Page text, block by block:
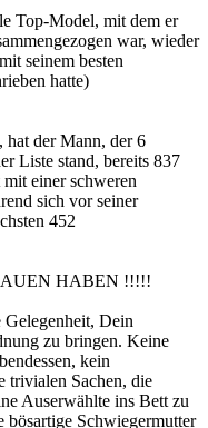
Top-Model, mit dem er
war, wieder
seinem besten
hatte)
hat der Mann, der 6
Liste stand, bereits 837
einer schweren
sich vor seiner
452
HABEN !!!!!
Dein
zu bringen. Keine
kein
trivialen Sachen, die
Auserwählte ins Bett zu
bösartige Schwiegermutter